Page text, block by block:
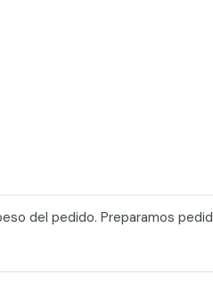
del pedido. Preparamos